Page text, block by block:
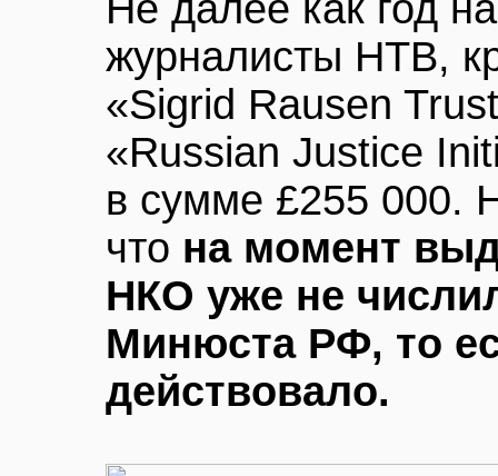
журналисты НТВ,
«Sigrid Rausen
«Russian Justice
в сумме £255 000.
что на момент
НКО уже не
Минюста РФ, то
действовало.